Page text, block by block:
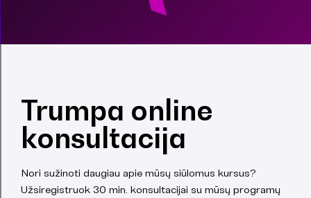
Trumpa online
konsultacija
Nori sužinoti daugiau apie mūsų siūlomus kursus?
Užsiregistruok 30 min. konsultacijai su mūsų programų